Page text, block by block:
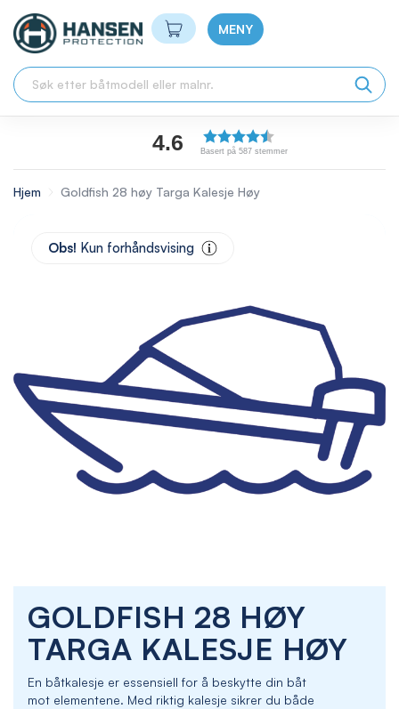
Min handlekurv
MENY
4.6 Basert på 587 stemmer
Hjem Goldfish 28 høy Targa Kalesje Høy
GOLDFISH 28 HØY
TARGA KALESJE HØY
En båtkalesje er essensiell for å beskytte din båt
mot elementene. Med riktig kalesje sikrer du både
Obs! Kun forhåndsvising
the
beginning
the
images